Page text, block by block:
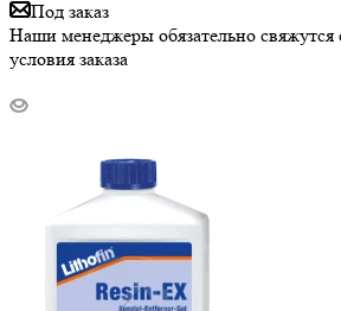
Под заказ
Наши менеджеры обязательно свяжутся
условия заказа